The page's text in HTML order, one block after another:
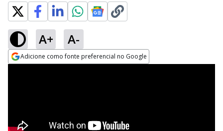
A+ A-
Adicione como fonte preferencial no Google